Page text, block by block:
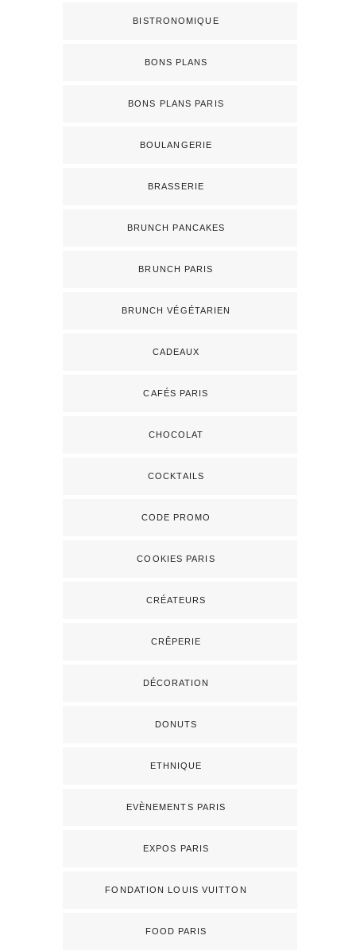
BISTRONOMIQUE
BONS PLANS
BONS PLANS PARIS
BOULANGERIE
BRASSERIE
BRUNCH PANCAKES
BRUNCH PARIS
BRUNCH VÉGÉTARIEN
CADEAUX
CAFÉS PARIS
CHOCOLAT
COCKTAILS
CODE PROMO
COOKIES PARIS
CRÉATEURS
CRÊPERIE
DÉCORATION
DONUTS
ETHNIQUE
EVÈNEMENTS PARIS
EXPOS PARIS
FONDATION LOUIS VUITTON
FOOD PARIS